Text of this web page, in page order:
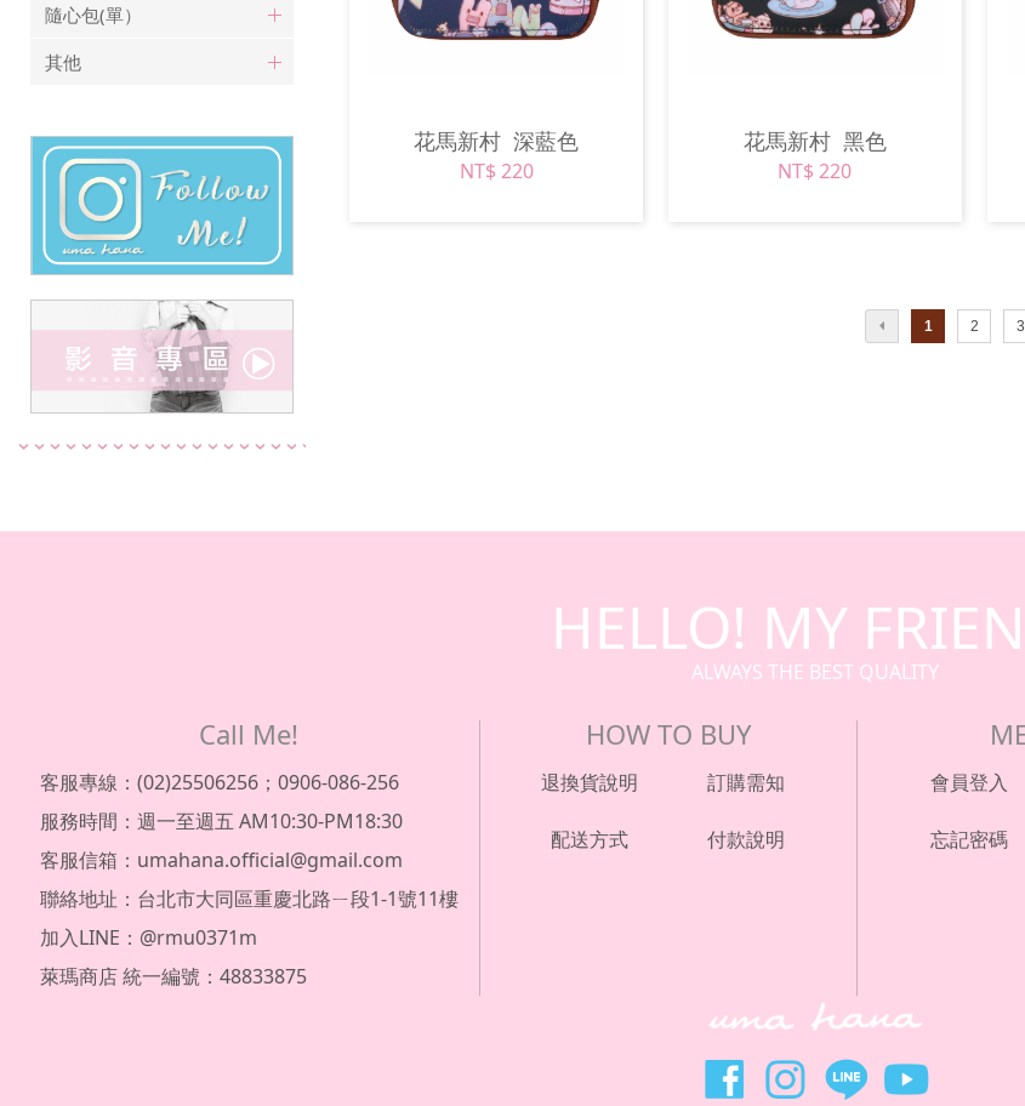
隨心包(單）
其他
花馬新村深藍色
NT$ 220
花馬新村 黑色
NT$ 220
1 2 3
HELLO! MY
ALWAYS THE BEST QUALITY
Call Me!
客服專線：(02)25506256；0906-086-256
服務時間：週一至週五 AM10:30-PM18:30
客服信箱：umahana.official@gmail.com
聯絡地址：台北市大同區重慶北路ㄧ段1-1號11樓
加入LINE：@rmu0371m
萊瑪商店 統一編號：48833875
HOW TO BUY
退換貨說明 訂購需知
配送方式 付款說明
會員登入
忘記密碼